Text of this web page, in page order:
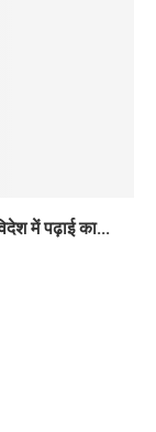
में पढ़ाई का...